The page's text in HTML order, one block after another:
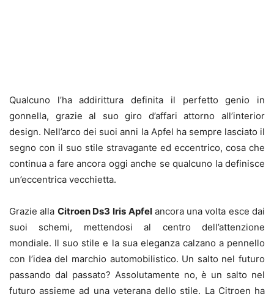
Qualcuno l’ha addirittura definita il perfetto genio in
gonnella, grazie al suo giro d’affari attorno all’interior
design. Nell’arco dei suoi anni la Apfel ha sempre lasciato il
segno con il suo stile stravagante ed eccentrico, cosa che
continua a fare ancora oggi anche se qualcuno la definisce
un’eccentrica vecchietta.
Grazie alla Citroen Ds3 Iris Apfelancora una volta esce dai
suoi schemi, mettendosi al centro dell’attenzione
mondiale. Il suo stile e la sua eleganza calzano a pennello
con l’idea del marchio automobilistico. Un salto nel futuro
passando dal passato? Assolutamente no, è un salto nel
futuro assieme ad una veterana dello stile. La Citroen ha